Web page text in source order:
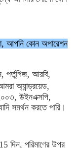
আপনি কোন অপারেশন
পর্তুগিজ, আরবি,
অ্যান্ড্রয়েড,
উইনএক্সপি,
সমর্থন করতে পারি।
দিন, পরিমাণের উপর